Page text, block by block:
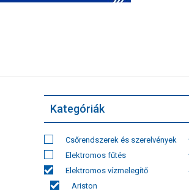
Kategóriák
Csőrendszerek és szerelvények
Elektromos fűtés
Elektromos vízmelegítő
Ariston